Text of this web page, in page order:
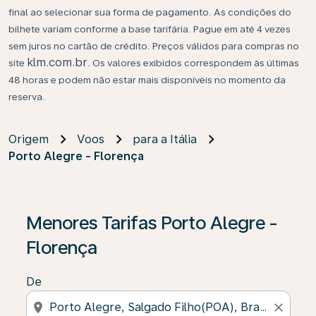
final ao selecionar sua forma de pagamento. As condições do
bilhete variam conforme a base tarifária. Pague em até 4 vezes
sem juros no cartão de crédito. Preços válidos para compras no
site klm.com.br . Os valores exibidos correspondem às últimas
48 horas e podem não estar mais disponíveis no momento da
reserva.
Origem Voos
para a Itália
Porto Alegre - Florença
Menores Tarifas Porto Alegre -
Florença
De
location_on close